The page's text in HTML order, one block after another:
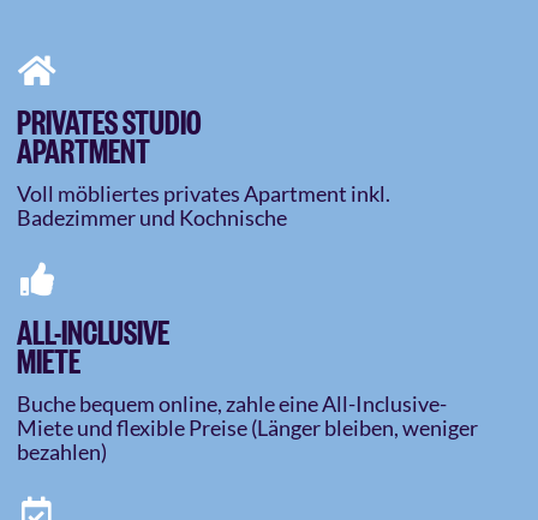
PRIVATES STUDIO
APARTMENT
Voll möbliertes privates Apartment inkl.
Badezimmer und Kochnische
ALL-INCLUSIVE
MIETE
Buche bequem online, zahle eine All-Inclusive-
Miete und flexible Preise (Länger bleiben, weniger
bezahlen)